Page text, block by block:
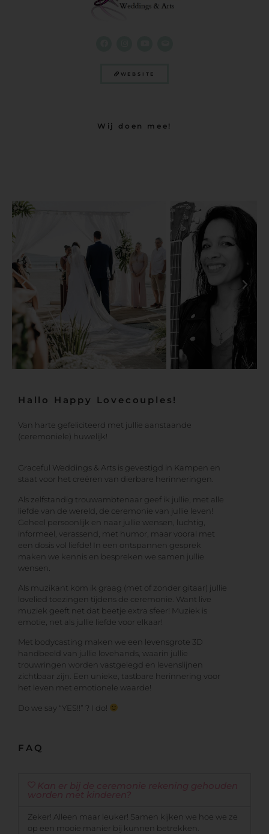
WEBSITE
Wij doen mee!
Hallo Happy Lovecouples!
Van harte gefeliciteerd met jullie aanstaande
(ceremoniele) huwelijk!
Graceful Weddings & Arts is gevestigd in Kampen en
staat voor het creëren van dierbare herinneringen.
Als zelfstandig trouwambtenaar geef ik jullie, met alle
liefde van de wereld, de ceremonie van jullie leven!
Geheel persoonlijk en naar jullie wensen, luchtig,
informeel, verassend, met humor, maar vooral met
een dosis vol liefde! In een ontspannen gesprek
maken we kennis en bespreken we samen jullie
wensen.
Als muzikant kom ik graag (met of zonder gitaar) jullie
lovelied toezingen tijdens de ceremonie. Want live
muziek geeft net dat beetje extra sfeer! Muziek is
emotie, net als jullie liefde voor elkaar!
Met bodycasting maken we een levensgrote 3D
handbeeld van jullie lovehands, waarin jullie
trouwringen worden vastgelegd en levenslijnen
zichtbaar zijn. Een unieke, tastbare herinnering voor
het leven met emotionele waarde!
Do we say “YES!!” ? I do!
FAQ
Kan er bij de ceremonie rekening gehouden
worden met kinderen?
Zeker! Alleen maar leuker! Samen kijken we hoe we ze
op een mooie manier bij kunnen betrekken.